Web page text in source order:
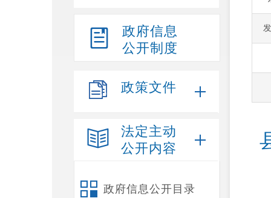
政府信息
公开制度
政策文件
法定主动
公开内容
政府信息公开目录